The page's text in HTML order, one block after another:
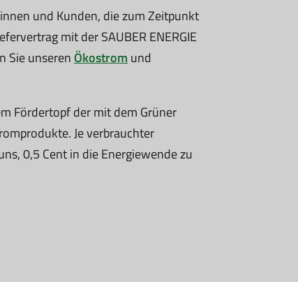
und Kunden, die zum Zeitpunkt
mit der SAUBER ENERGIE
Sie unseren Ökostrom und
Fördertopf der mit dem Grüner
Je verbrauchter
0,5 Cent in die Energiewende zu